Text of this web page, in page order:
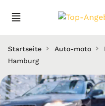
Startseite Auto-moto
Hamburg